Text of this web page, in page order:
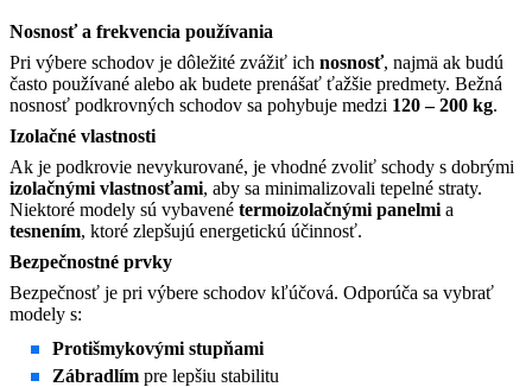
Nosnosť a frekvencia používania
Pri výbere schodov je dôležité zvážiť ich nosnosť, najmä ak budú
často používané alebo ak budete prenášať ťažšie predmety. Bežná
nosnosť podkrovných schodov sa pohybuje medzi 120 – 200 kg.
Izolačné vlastnosti
Ak je podkrovie nevykurované, je vhodné zvoliť schody s dobrými
izolačnými vlastnosťami, aby sa minimalizovali tepelné straty.
Niektoré modely sú vybavené termoizolačnými panelmi a
tesnením, ktoré zlepšujú energetickú účinnosť.
Bezpečnostné prvky
Bezpečnosť je pri výbere schodov kľúčová. Odporúča sa vybrať
modely s:
Protišmykovými stupňami
Zábradlím pre lepšiu stabilitu